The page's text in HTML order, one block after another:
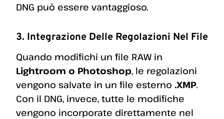
DNG può essere vantaggioso.
3. Integrazione Delle Regolazioni Nel File
Quando modifichi un file RAW in
Lightroom o Photoshop, le regolazioni
vengono salvate in un file esterno .XMP.
Con il DNG, invece, tutte le modifiche
vengono incorporate direttamente nel